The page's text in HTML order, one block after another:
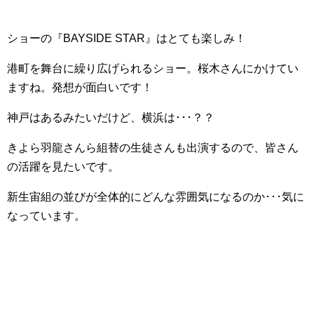
ショーの『BAYSIDE STAR』はとても楽しみ！
港町を舞台に繰り広げられるショー。桜木さんにかけてい
ますね。発想が面白いです！
神戸はあるみたいだけど、横浜は･･･？？
きよら羽龍さんら組替の生徒さんも出演するので、皆さん
の活躍を見たいです。
新生宙組の並びが全体的にどんな雰囲気になるのか･･･気に
なっています。